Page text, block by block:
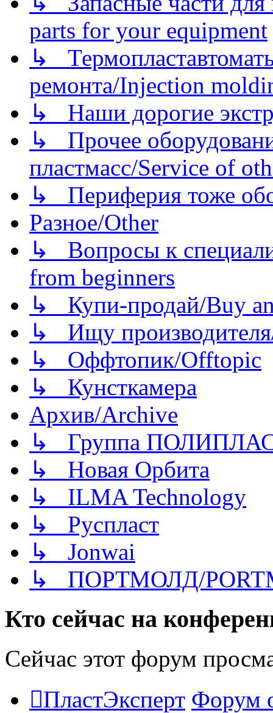
parts for your equipment
↳
ремонта/Injection
↳ Наши дорогие
↳ Прочее
пластмасс/Service of
↳ Периферия тоже
Разное/Other
↳ Вопросы к
from beginners
↳ Купи-продай/Buy
↳ Ищу
↳ Оффтопик/Offtopic
↳ Кунсткамера
Архив/Archive
↳ Группа
↳ Новая Орбита
↳ ILMA Technology
↳ Руспласт
↳ Jonwai
↳ ПОРТМОЛД/
Кто сейчас на
Сейчас этот форум
ПластЭксперт Форум